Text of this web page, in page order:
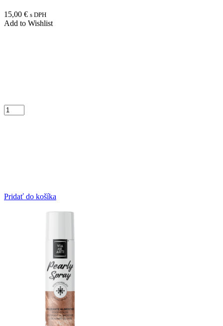
15,00 € s DPH
Add to Wishlist
Pridať do košíka